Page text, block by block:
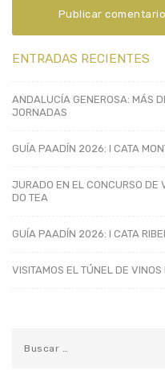
ENTRADAS RECIENTES
ANDALUCÍA GENEROSA: MÁS
JORNADAS
GUÍA PAADÍN 2026: I CATA
JURADO EN EL CONCURSO DE
DO TEA
GUÍA PAADÍN 2026: I CATA
VISITAMOS EL TÚNEL DE